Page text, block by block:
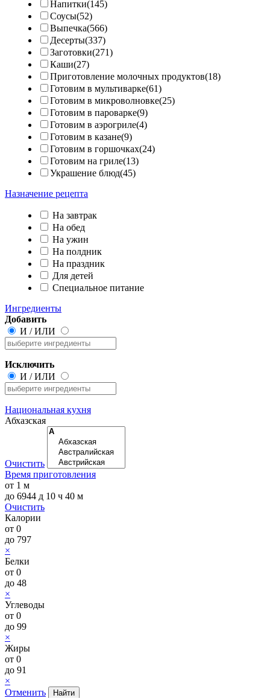
Напитки(145)
Соусы(52)
Выпечка(566)
Десерты(337)
Заготовки(271)
Каши(27)
Приготовление молочных продуктов(18)
Готовим в мультиварке(61)
Готовим в микроволновке(25)
Готовим в пароварке(9)
Готовим в аэрогриле(4)
Готовим в казане(9)
Готовим в горшочках(24)
Готовим на гриле(13)
Украшение блюд(45)
Назначение рецепта
На завтрак
На обед
На ужин
На полдник
На праздник
Для детей
Специальное питание
Ингредиенты
Добавить
И /ИЛИ
Исключить
И /ИЛИ
Национальная кухня
Абхазская
Очистить
Время приготовления
от 1 м
до 6944 д 10 ч 40 м
Очистить
Калории
от 0
до 797
×
Белки
от 0
до 48
×
Углеводы
от 0
до 99
×
Жиры
от 0
до 91
×
Отменить